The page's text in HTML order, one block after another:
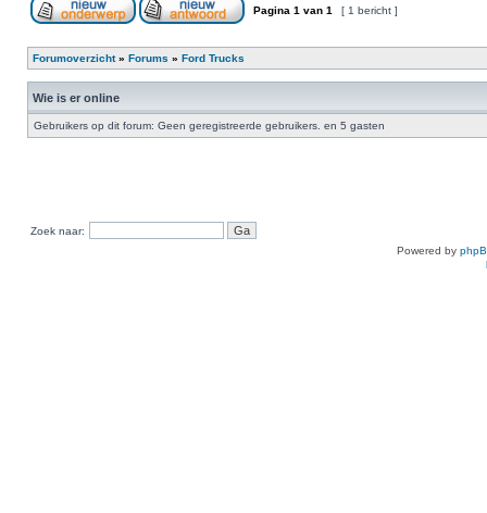
Pagina 1 van 1 [ 1 bericht ]
Forumoverzicht» Forums » Ford Trucks
Wie is er online
Gebruikers op dit forum: Geen geregistreerde gebruikers. en 5 gasten
Zoek naar:
Powered by